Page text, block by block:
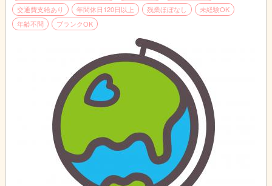
★訪問エリア
柏市、流山市、野田市、我孫子市、松戸市
交通費支給あり
年間休日120日以上 残業ほぼなし
未経験OK
年齢不問
ブランクOK